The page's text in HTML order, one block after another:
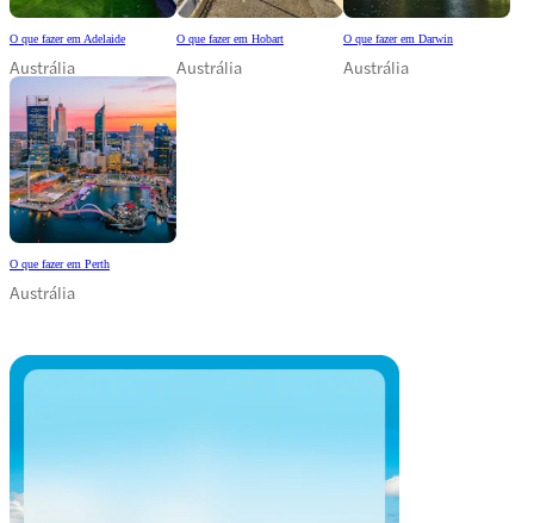
O que fazer em Adelaide
Austrália
O que fazer em Hobart
Austrália
O que fazer em Darwin
Austrália
O que fazer em Perth
Austrália